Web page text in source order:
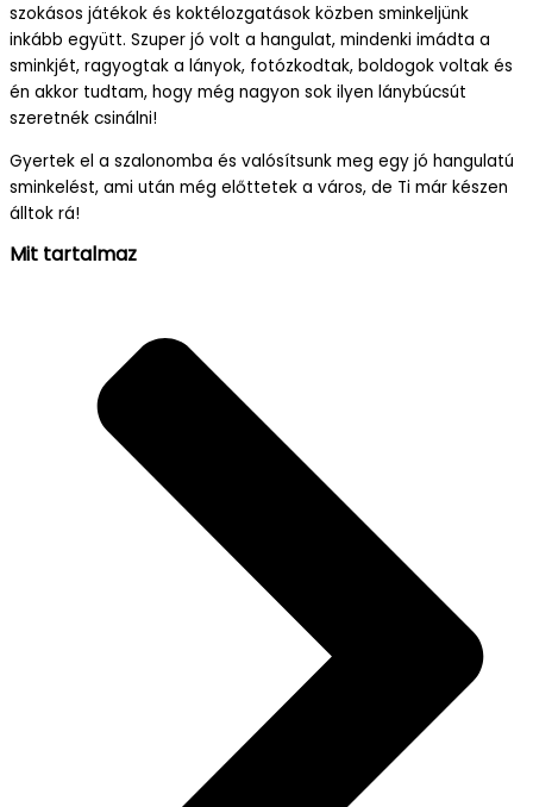
szokásos játékok és koktélozgatások közben sminkeljünk
inkább együtt. Szuper jó volt a hangulat, mindenki imádta a
sminkjét, ragyogtak a lányok, fotózkodtak, boldogok voltak és
én akkor tudtam, hogy még nagyon sok ilyen lánybúcsút
szeretnék csinálni!
Gyertek el a szalonomba és valósítsunk meg egy jó hangulatú
sminkelést, ami után még előttetek a város, de Ti már készen
álltok rá!
Mit tartalmaz